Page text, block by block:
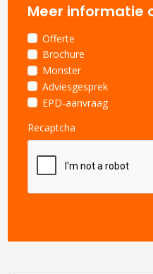
Meer informatie
Offerte
Brochure
Monster
Adviesgesprek
EPD-aanvraag
Recaptcha